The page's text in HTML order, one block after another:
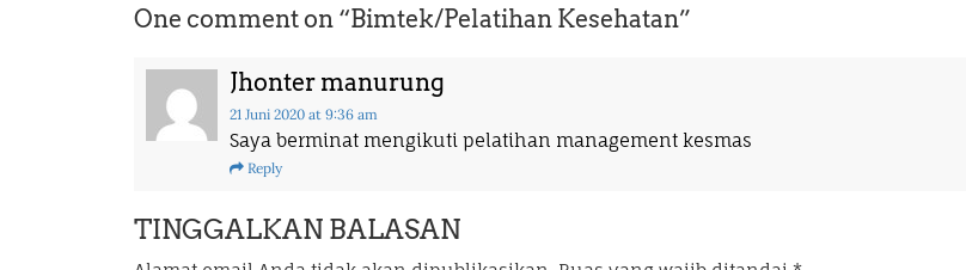
One comment on “Bimtek/Pelatihan Kesehatan”
Jhonter manurung
21 Juni 2020 at 9:36 am
Saya berminat mengikuti pelatihan management kesmas
Reply
TINGGALKAN BALASAN